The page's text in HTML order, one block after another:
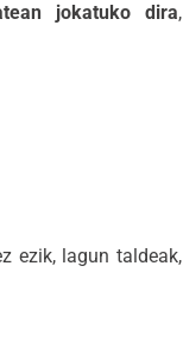
jokatuko dira,
ezik, lagun taldeak,